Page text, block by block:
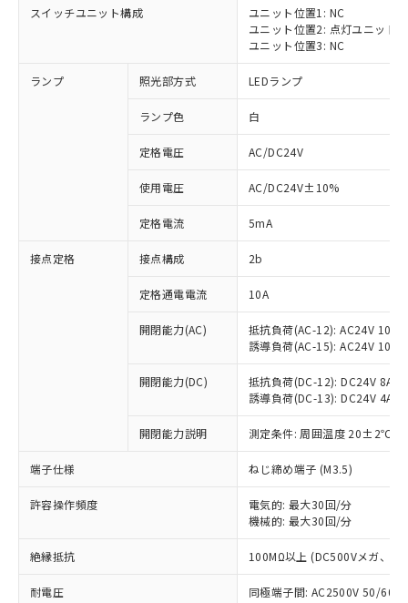
スイッチユニット構成
ユニット位置1: NC
ユニット位置2: 点灯ユニット
ユニット位置3: NC
ランプ 照光部方式 LEDランプ
ランプ色 白
定格電圧 AC/DC24V
使用電圧 AC/DC24V±10%
定格電流 5mA
接点定格 接点構成 2b
定格通電電流 10A
開閉能力(AC)
抵抗負荷(AC-12): AC24V 10A/
誘導負荷(AC-15): AC24V
開閉能力(DC)
抵抗負荷(DC-12): DC24V 8A/
誘導負荷(DC-13): DC24V 4A/
開閉能力説明 測定条件: 周囲温度 20±2℃、
端子仕様 ねじ締め端子 (M3.5)
許容操作頻度
電気的: 最大30回/分
機械的: 最大30回/分
絶縁抵抗 100MΩ以上 (DC500Vメガ、点
耐電圧
同極端子間: AC2500V 50/
ご利用条件
以下の条件をお読みいただき、同意のうえ
本サービスは、当社制御機器事業取扱
商品の当社在庫状況および標準価格
(税抜)を提供させていただくもので
当社制御機器事業取扱商品の中には、
本サービスの対象外となる商品もある
ことをご了承ください。
在庫状況および標準価格照会結果は、
記載している更新日時点での社内デー
タに基づき作成されるものであり、閲
覧された時点での実際の在庫および標
準価格とは異なる場合があることをご
対応済み：EU RoHS指令（10物質）の
非含有に対応した製品が提供可能な商品で
対応予定：EU RoHS指令（10物質）の非含
有に対応した製品に切り替える予定のある
対応予定なし：EU RoHS指令（10物質）の
非含有に非対応の商品で、対応品を出す予
調査・確認中：EU RoHS指令（10物質）の
非含有の対応状況を調査中または確認中の
非該当品：ライセンス料など無形物で、有
害物質有無と関係のない商品です。
仕入先様の事情により、非含有部品として
いたものが、含有品と判明した場合などや
むを得ず変更することがあります。
*EU RoHS指令（10物質）：
鉛(Pb) 1000ppm以下、 水銀(Hg) 1000ppm以下、 カド
六価クロム(Cr(Ⅵ)) 1000ppm以下、ポリ臭化ビフェニル
※1 中国RoHS○×表
「○」：最大均質材料含有率が中国RoHSの
基準値以下であることを示します。
「×」：最大均質材料含有率が中国RoHSの
基準値を超えていることを示します。
「－」：未確認です。当社販売部門へお問
*中国RoHS10物質の基準値 (GB/T26572)：
当社は、これら貴社製品のうち、外国
為替および外国貿易法に定める商品
（以下｢規制貨物等」という）を輸出
または国外への提供する場合は、日本
国政府の輸出許可(または役務取引許
可)を取得するなどの必要な手続きを